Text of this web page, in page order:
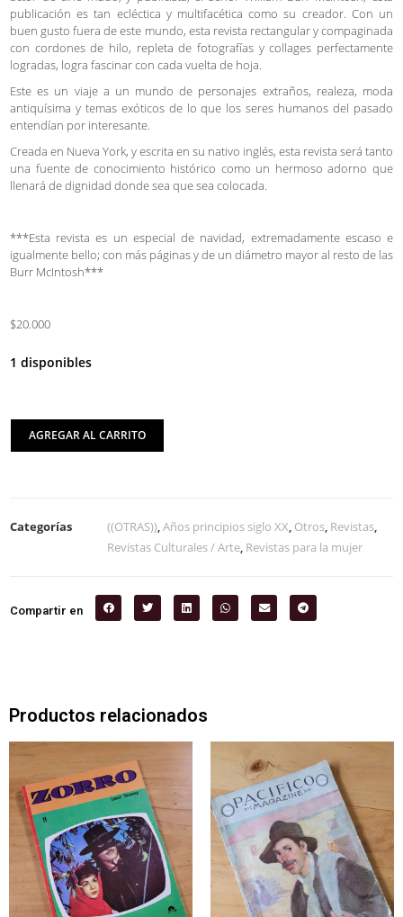
publicación es tan ecléctica y multifacética como su creador. Con un
buen gusto fuera de este mundo, esta revista rectangular y compaginada
con cordones de hilo, repleta de fotografías y collages perfectamente
logradas, logra fascinar con cada vuelta de hoja.
Este es un viaje a un mundo de personajes extraños, realeza, moda
antiquísima y temas exóticos de lo que los seres humanos del pasado
entendían por interesante.
Creada en Nueva York, y escrita en su nativo inglés, esta revista será tanto
una fuente de conocimiento histórico como un hermoso adorno que
llenará de dignidad donde sea que sea colocada.
***Esta revista es un especial de navidad, extremadamente escaso e
igualmente bello; con más páginas y de un diámetro mayor al resto de las
Burr McIntosh***
$20.000
1 disponibles
AGREGAR AL CARRITO
Categorías ((OTRAS)),Años principios siglo XX, Otros, Revistas,
Revistas Culturales / Arte, Revistas para la mujer
Compartir en
Productos relacionados